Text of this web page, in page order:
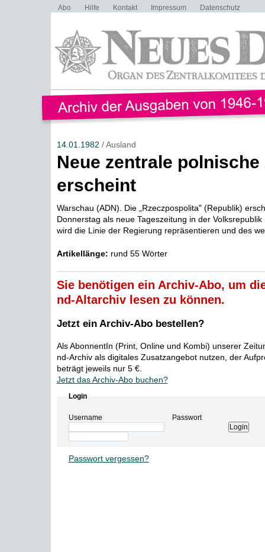
Abo Hilfe Kontakt Impressum Datenschutz
14.01.1982 / Ausland
Neue zentrale polnische
erscheint
Warschau (ADN). Die „Rzeczpospolita" (Republik)
Donnerstag als neue Tageszeitung in der
wird die Linie der Regierung repräsentieren und des
Artikellänge: rund 55 Wörter
Sie benötigen ein Archiv-Abo, um
nd-Altarchiv lesen zu können.
Jetzt ein Archiv-Abo bestellen?
Als AbonnentIn (Print, Online und Kombi) unserer
nd-Archiv als digitales Zusatzangebot nutzen, der
beträgt jeweils nur 5 €.
Jetzt das Archiv-Abo buchen?
Login
Username Passwort
Passwort vergessen?